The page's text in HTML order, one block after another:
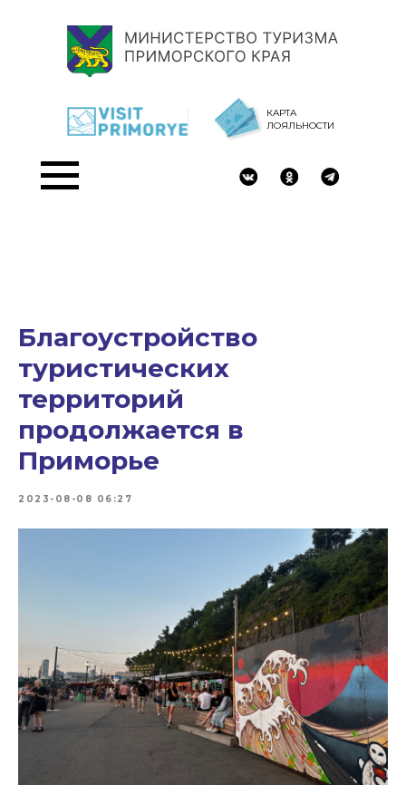
КАРТА
ЛОЯЛЬНОСТИ
Благоустройство
туристических
территорий
продолжается в
Приморье
2023-08-08 06:27